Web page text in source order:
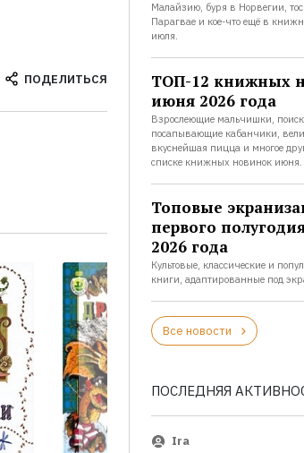
ПОДЕЛИТЬСЯ
Малайзию, буря в Норвегии,
Парагвае и кое-что ещё в
июля.
ТОП-12 книжных
июня 2026 года
Взрослеющие мальчишки,
посапывающие кабанчики,
вкуснейшая пицца и многое
списке книжных новинок июня.
Топовые
первого
2026 года
Культовые, классические и
книги, адаптированные под
Все новости
ПОСЛЕДНЯЯ
Ira